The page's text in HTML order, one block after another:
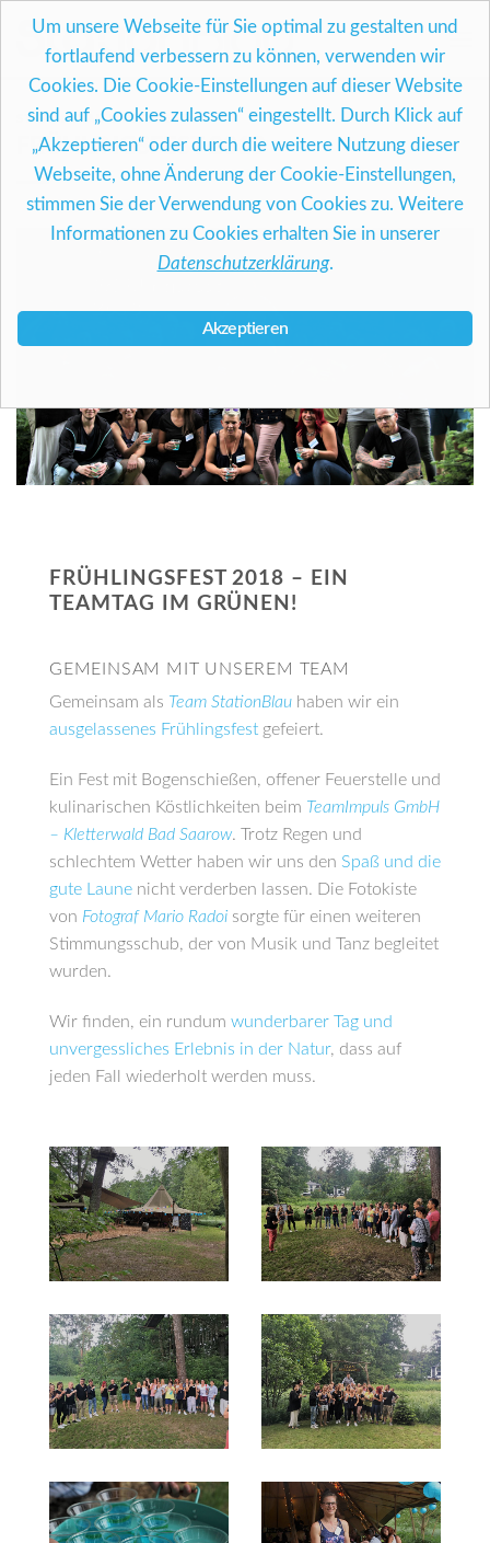
content
STATIONBLAU INFORMIERT . . .
FRÜHLINGSFEST 2018
FRÜHLINGSFEST 2018 – EIN
TEAMTAG IM GRÜNEN!
GEMEINSAM MIT UNSEREM TEAM
Gemeinsam als Team StationBlau haben wir ein
ausgelassenes Frühlingsfest gefeiert.
Ein Fest mit Bogenschießen, offener Feuerstelle und
kulinarischen Köstlichkeiten beim TeamImpuls GmbH
– Kletterwald Bad Saarow. Trotz Regen und
schlechtem Wetter haben wir uns den Spaß und die
gute Laune nicht verderben lassen. Die Fotokiste
von Fotograf Mario Radoi sorgte für einen weiteren
Stimmungsschub, der von Musik und Tanz begleitet
wurden.
Wir finden, ein rundum wunderbarer Tag und
unvergessliches Erlebnis in der Natur, dass auf
jeden Fall wiederholt werden muss.
Um unsere Webseite für Sie optimal zu gestalten und
fortlaufend verbessern zu können, verwenden wir
Cookies. Die Cookie-Einstellungen auf dieser Website
sind auf „Cookies zulassen“ eingestellt. Durch Klick auf
„Akzeptieren“ oder durch die weitere Nutzung dieser
Webseite, ohne Änderung der Cookie-Einstellungen,
stimmen Sie der Verwendung von Cookies zu. Weitere
Informationen zu Cookies erhalten Sie in unserer
Datenschutzerklärung.
Akzeptieren